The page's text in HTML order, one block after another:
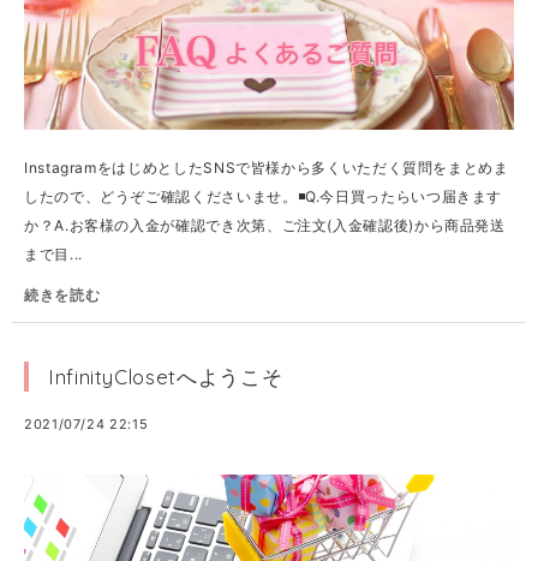
InstagramをはじめとしたSNSで皆様から多くいただく質問をまとめま
したので、どうぞご確認くださいませ。◾Q.今日買ったらいつ届きます
か？A.お客様の入金が確認でき次第、ご注文(入金確認後)から商品発送
まで目...
続きを読む
InfinityClosetへようこそ
2021/07/24 22:15